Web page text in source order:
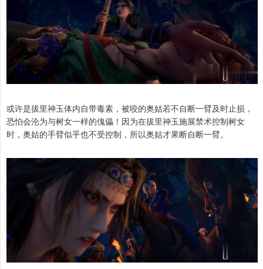
或许是拔里神玉体内自带毒素，被咬的奥姑若不自断一臂及时止损，
恐怕会沦为与树女一样的傀儡！因为在拔里神玉施展禁术控制树女
时，奥姑的手臂似乎也不受控制，所以奥姑才果断自断一臂。